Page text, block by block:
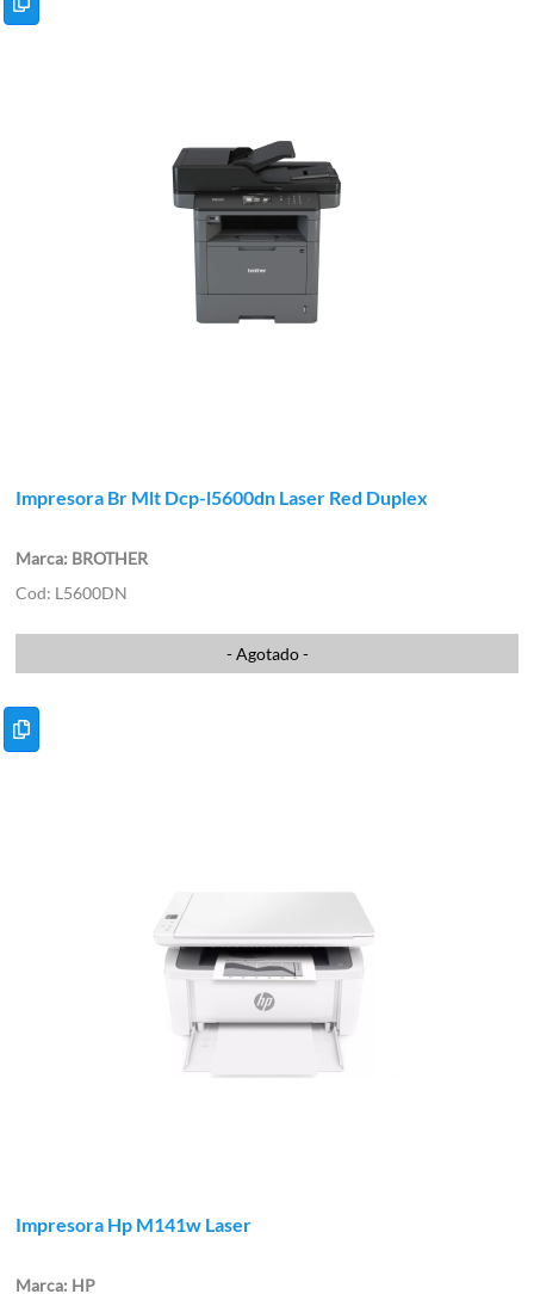
Impresora Br Mlt Dcp-l5600dn Laser Red Duplex
BROTHER
L5600DN
- Agotado -
Impresora Hp M141w Laser
HP